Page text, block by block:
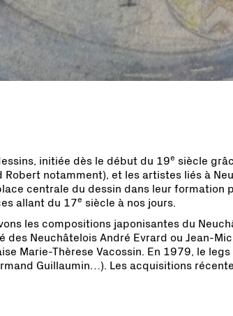
initiée dès le début du 19e siècle
Robert notamment), et les artistes liés à
centrale du dessin dans leur formation
allant du 17e siècle à nos jours.
les compositions japonisantes du
des Neuchâtelois André Evrard ou Jean-
Marie-Thèrese Vacossin. En 1979, le
Guillaumin…). Les acquisitions